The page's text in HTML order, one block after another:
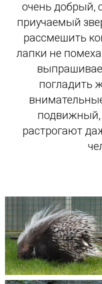
очень добрый,
приучаемый
рассмешить
лапки не
погладить
растрогают